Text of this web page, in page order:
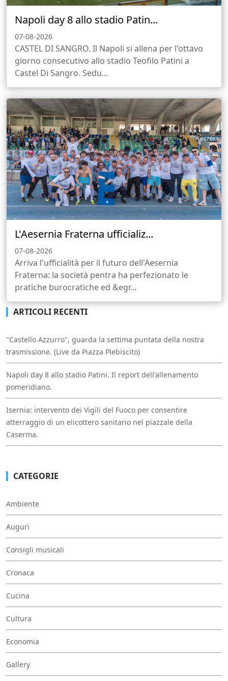
Napoli day 8 allo stadio Patin...
07-08-2026
CASTEL DI SANGRO. Il Napoli si allena per l'ottavo
giorno consecutivo allo stadio Teofilo Patini a
Castel Di Sangro. Sedu...
L'Aesernia Fraterna ufficializ...
07-08-2026
Arriva l'ufficialità per il futuro dell'Aesernia
Fraterna: la società pentra ha perfezionato le
pratiche burocratiche ed &egr...
ARTICOLI RECENTI
"Castello Azzurro", guarda la settima puntata della nostra
trasmissione. (Live da Piazza Plebiscito)
Napoli day 8 allo stadio Patini. Il report dell'allenamento
pomeridiano.
Isernia: intervento dei Vigili del Fuoco per consentire
atterraggio di un elicottero sanitario nel piazzale della
Caserma.
CATEGORIE
Ambiente
Auguri
Consigli musicali
Cronaca
Cucina
Cultura
Economia
Gallery